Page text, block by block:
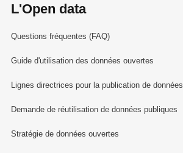
L'Open data
Questions fréquentes (FAQ)
Guide d'utilisation des données ouvertes
Lignes directrices pour la publication de
Demande de réutilisation de données publiques
Stratégie de données ouvertes